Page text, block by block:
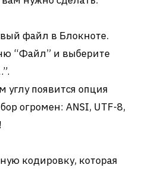
файл в Блокноте.
“Файл” и выберите
появится опция
огромен: ANSI, UTF-8,
кодировку, которая